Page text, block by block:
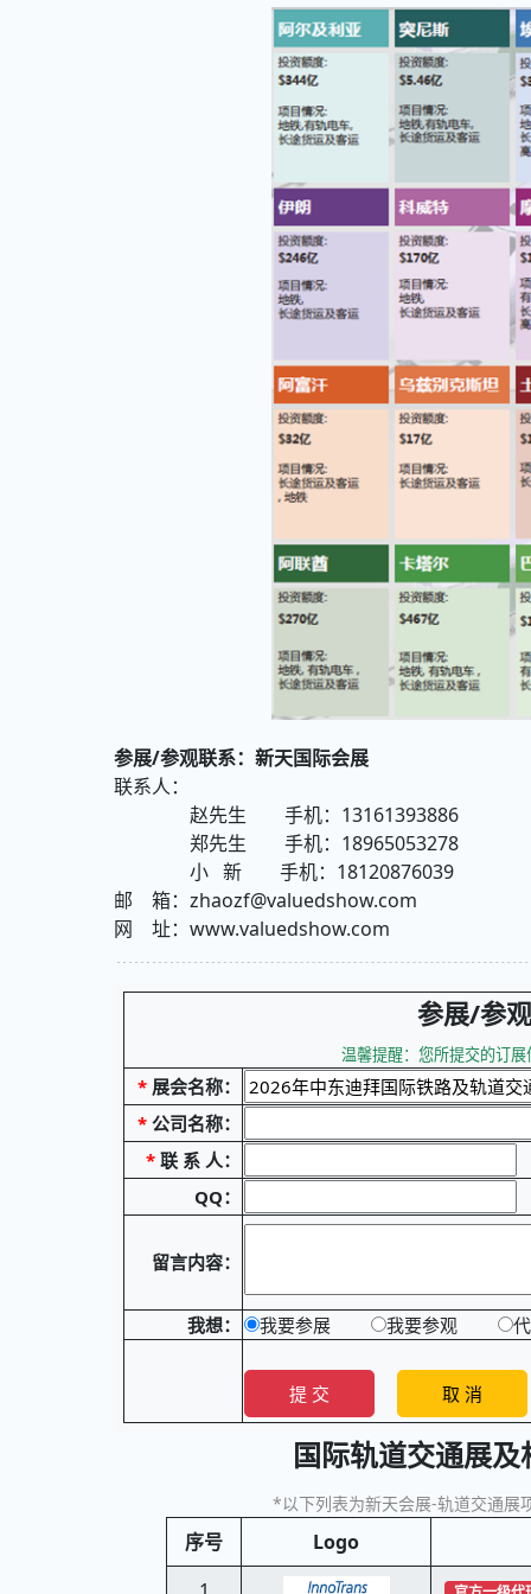
参展/参观联系：新天国际会展
联系人：
赵先生 手机：13161393886
郑先生 手机：18965053278
小 新 手机：18120876039
邮 箱：zhaozf@valuedshow.com
网 址：www.valuedshow.com
参展/参
温馨提醒：您所提交的订
* 展会名称：
* 公司名称：
* 联 系 人：
QQ：
留言内容：
我想： 我要参展 我要参观
国际轨道交通展
*以下列表为新天会展-轨道交通展
序号
Logo